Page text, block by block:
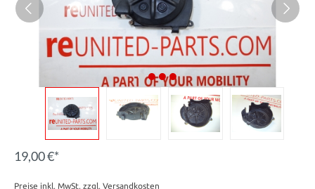
19,00 €*
Preise inkl. MwSt. zzgl. Versandkosten